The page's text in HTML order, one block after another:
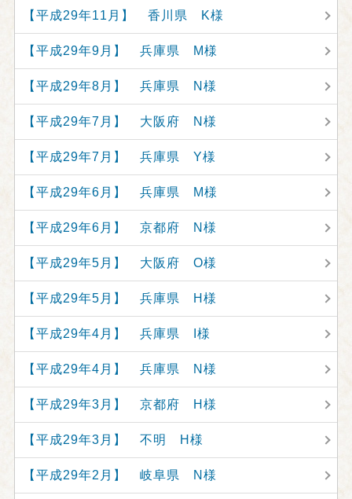
【平成29年11月】 香川県 K様
【平成29年9月】 兵庫県 M様
【平成29年8月】 兵庫県 N様
【平成29年7月】 大阪府 N様
【平成29年7月】 兵庫県 Y様
【平成29年6月】 兵庫県 M様
【平成29年6月】 京都府 N様
【平成29年5月】 大阪府 O様
【平成29年5月】 兵庫県 H様
【平成29年4月】 兵庫県 I様
【平成29年4月】 兵庫県 N様
【平成29年3月】 京都府 H様
【平成29年3月】 不明 H様
【平成29年2月】 岐阜県 N様